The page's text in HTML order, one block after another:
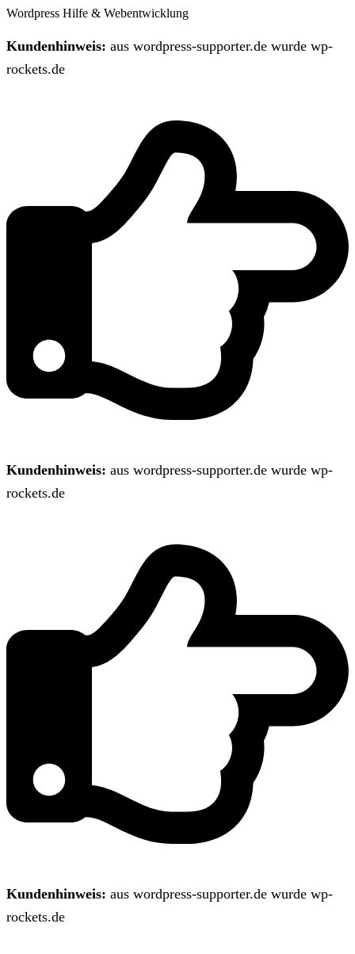
Wordpress Hilfe & Webentwicklung
Kundenhinweis: aus wordpress-supporter.de wurde wp-
rockets.de
Kundenhinweis: aus wordpress-supporter.de wurde wp-
rockets.de
Kundenhinweis: aus wordpress-supporter.de wurde wp-
rockets.de